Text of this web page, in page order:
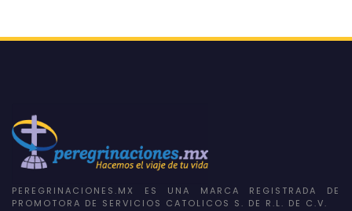
PEREGRINACIONES.MX ES UNA MARCA REGISTRADA DE
PROMOTORA DE SERVICIOS CATOLICOS S. DE R.L. DE C.V.